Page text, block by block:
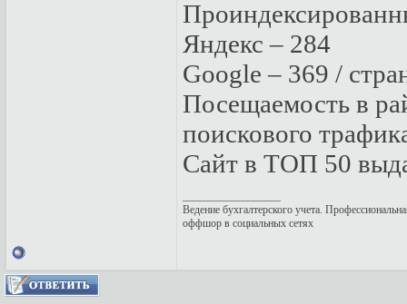
Яндекс – 284
Google – 369 /
Посещаемость в
поискового
Сайт в ТОП 50
Ведение бухгалтерского учета.
оффшор в социальных сетях